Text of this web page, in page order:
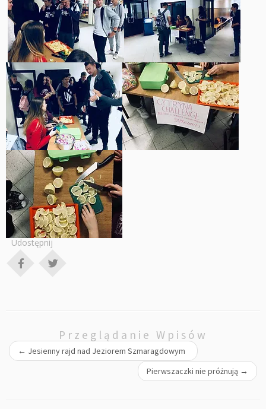
Udostępnij
Przeglądanie Wpisów
← Jesienny rajd nad Jeziorem Szmaragdowym
Pierwszaczki nie próżnują →